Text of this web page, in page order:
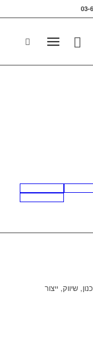
שיווק, ייצור